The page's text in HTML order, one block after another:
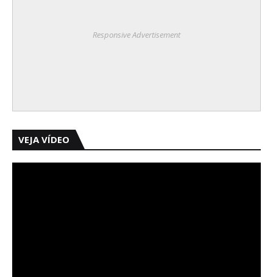
Responsive Advertisement
VEJA VÍDEO